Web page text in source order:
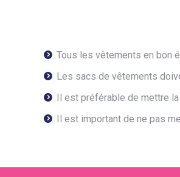
Tous les vêtements en bon
Les sacs de vêtements
Il est préférable de mettre
Il est important de ne pas